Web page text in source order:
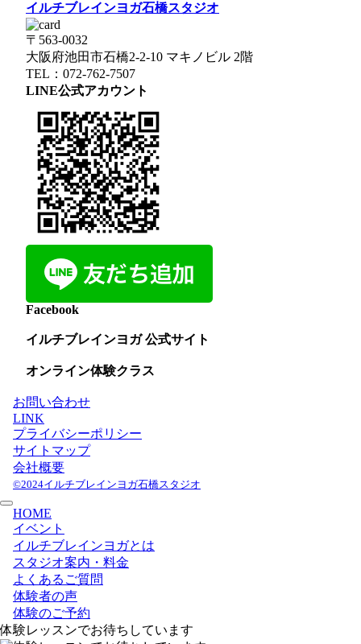
イルチブレインヨガ石橋スタジオ
〒563-0032
大阪府池田市石橋2-2-10 マキノビル 2階
TEL：072-762-7507
LINE公式アカウント
Facebook
イルチブレインヨガ 公式サイト
オンライン体験クラス
お問い合わせ
LINK
プライバシーポリシー
サイトマップ
会社概要
©2024イルチブレインヨガ石橋スタジオ
HOME
イベント
イルチブレインヨガとは
スタジオ案内・料金
よくあるご質問
体験者の声
体験のご予約
体験レッスンでお待ちしています